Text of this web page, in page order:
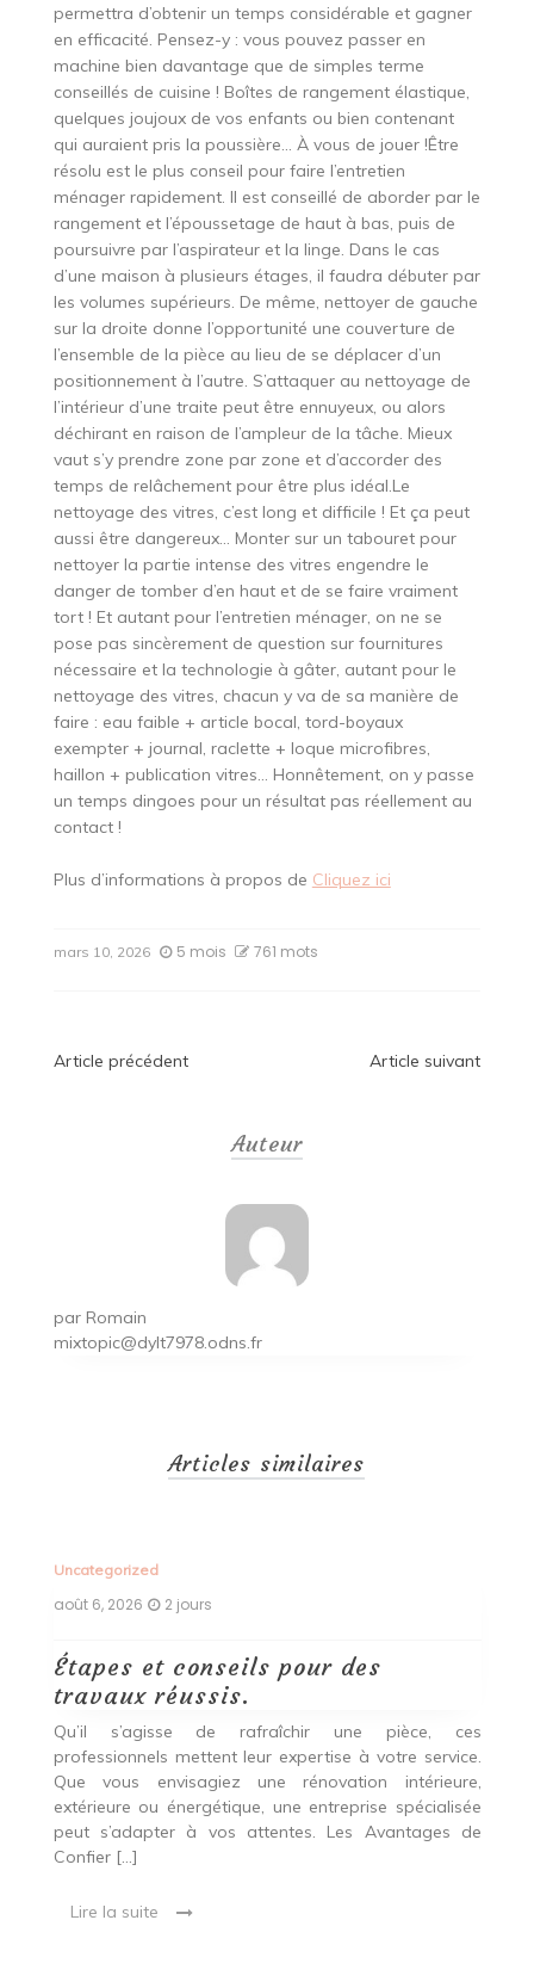
permettra d’obtenir un temps considérable et gagner
en efficacité. Pensez-y : vous pouvez passer en
machine bien davantage que de simples terme
conseillés de cuisine ! Boîtes de rangement élastique,
quelques joujoux de vos enfants ou bien contenant
qui auraient pris la poussière… À vous de jouer !Être
résolu est le plus conseil pour faire l’entretien
ménager rapidement. Il est conseillé de aborder par le
rangement et l’époussetage de haut à bas, puis de
poursuivre par l’aspirateur et la linge. Dans le cas
d’une maison à plusieurs étages, il faudra débuter par
les volumes supérieurs. De même, nettoyer de gauche
sur la droite donne l’opportunité une couverture de
l’ensemble de la pièce au lieu de se déplacer d’un
positionnement à l’autre. S’attaquer au nettoyage de
l’intérieur d’une traite peut être ennuyeux, ou alors
déchirant en raison de l’ampleur de la tâche. Mieux
vaut s’y prendre zone par zone et d’accorder des
temps de relâchement pour être plus idéal.Le
nettoyage des vitres, c’est long et difficile ! Et ça peut
aussi être dangereux… Monter sur un tabouret pour
nettoyer la partie intense des vitres engendre le
danger de tomber d’en haut et de se faire vraiment
tort ! Et autant pour l’entretien ménager, on ne se
pose pas sincèrement de question sur fournitures
nécessaire et la technologie à gâter, autant pour le
nettoyage des vitres, chacun y va de sa manière de
faire : eau faible + article bocal, tord-boyaux
exempter + journal, raclette + loque microfibres,
haillon + publication vitres… Honnêtement, on y passe
un temps dingoes pour un résultat pas réellement au
contact !
Plus d’informations à propos de Cliquez ici
mars 10, 2026 5 mois 761 mots
Navigation
Article précédent Article suivant
Auteur
par Romain
mixtopic@dylt7978.odns.fr
Articles similaires
Uncategorized
août 6, 2026 2 jours
Étapes et conseils pour des
travaux réussis.
Qu’il s’agisse de rafraîchir une pièce, ces
professionnels mettent leur expertise à votre service.
Que vous envisagiez une rénovation intérieure,
extérieure ou énergétique, une entreprise spécialisée
peut s’adapter à vos attentes. Les Avantages de
Confier […]
Lire la suite